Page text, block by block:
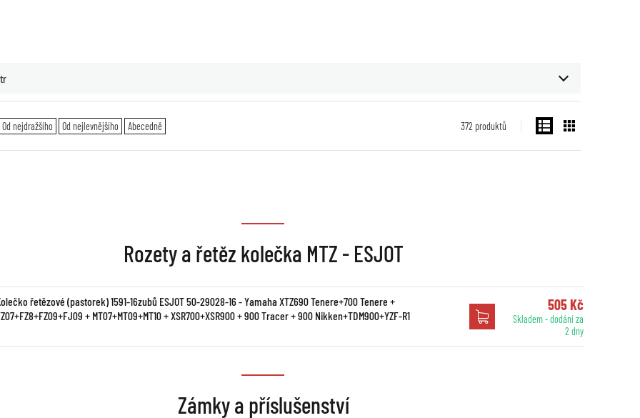
372 produktů
Od nejdražšího Od nejlevnějšího Abecedně
Rozety a řetěz kolečka MTZ - ESJOT
řetězové (pastorek) 1591-16zubů ESJOT 50-29028-16 - Yamaha XTZ690 Tenere+700 Tenere +
+ MT07+MT09+MT10 + XSR700+XSR900 + 900 Tracer + 900 Nikken+TDM900+YZF-R1
505 Kč
Skladem - dodání za
2 dny
Zámky a příslušenství